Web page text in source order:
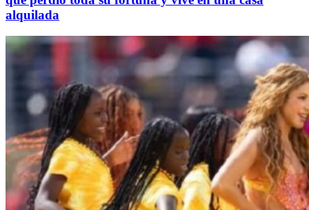
alquilada